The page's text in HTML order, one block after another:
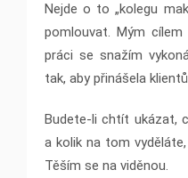
Nejde o to „kolegu
pomlouvat. Mým
práci se snažím
tak, aby přinášela
Budete-li chtít ukázat,
a kolik na tom
Těším se na viděnou.